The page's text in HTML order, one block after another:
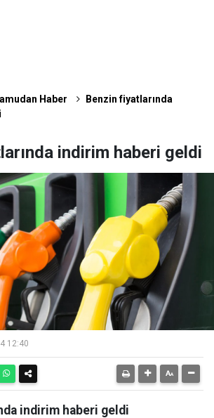
Haber
Benzin fiyatlarında
indirim haberi geldi
12:40
indirim haberi geldi